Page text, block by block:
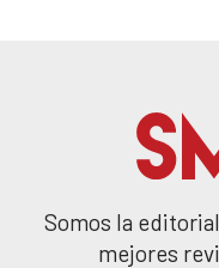
Somos la
mejores